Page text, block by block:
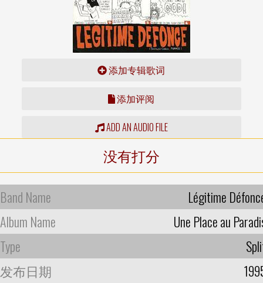
添加专辑歌词
添加评阅
ADD AN AUDIO FILE
没有打分
Band Name
Légitime
Album Name
Une Place au
Type
发布日期